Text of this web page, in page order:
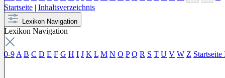
Startseite | Inhaltsverzeichnis
Lexikon Navigation
Lexikon Navigation
0-9A B C D E F G H I J K L M N O P Q R S T U V W Z Startseite